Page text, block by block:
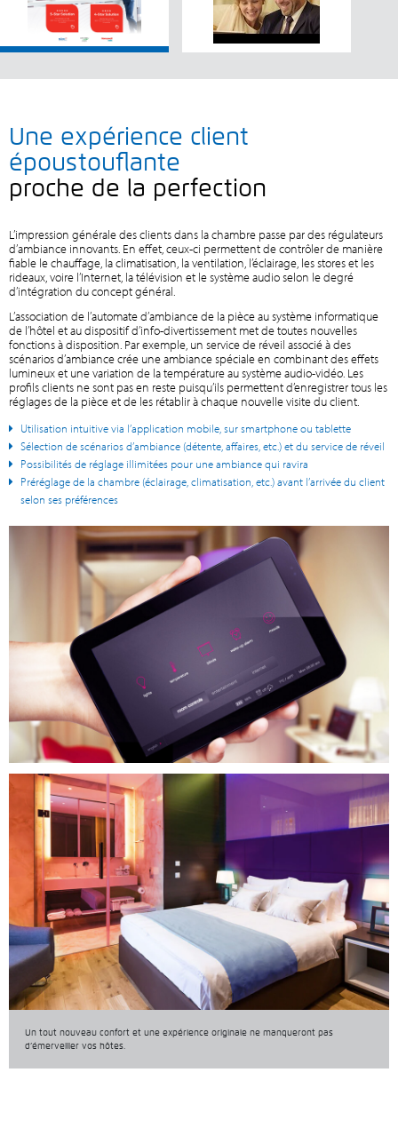
Une expérience client
époustouflante
proche de la perfection
L’impression générale des clients dans la chambre passe par des régulateurs
d’ambiance innovants. En effet, ceux-ci permettent de contrôler de manière
fiable le chauffage, la climatisation, la ventilation, l’éclairage, les stores et les
rideaux, voire l’Internet, la télévision et le système audio selon le degré
d’intégration du concept général.
L’association de l’automate d’ambiance de la pièce au système informatique
de l’hôtel et au dispositif d’info-divertissement met de toutes nouvelles
fonctions à disposition. Par exemple, un service de réveil associé à des
scénarios d’ambiance crée une ambiance spéciale en combinant des effets
lumineux et une variation de la température au système audio-vidéo. Les
profils clients ne sont pas en reste puisqu’ils permettent d’enregistrer tous les
réglages de la pièce et de les rétablir à chaque nouvelle visite du client.
Utilisation intuitive via l’application mobile, sur smartphone ou tablette
Sélection de scénarios d’ambiance (détente, affaires, etc.) et du service de réveil
Possibilités de réglage illimitées pour une ambiance qui ravira
Préréglage de la chambre (éclairage, climatisation, etc.) avant l’arrivée du client
selon ses préférences
Un tout nouveau confort et une expérience originale ne manqueront pas
d’émerveiller vos hôtes.